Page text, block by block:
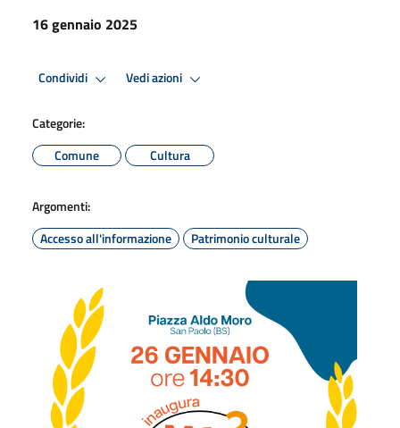
16 gennaio 2025
Condividi Vedi azioni
Categorie:
Comune
Cultura
Argomenti:
Accesso all'informazione
Patrimonio culturale